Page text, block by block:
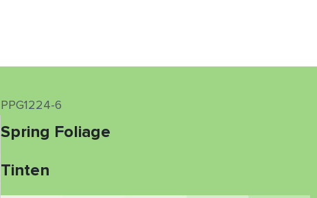
PPG1224-6
Spring Foliage
Tinten